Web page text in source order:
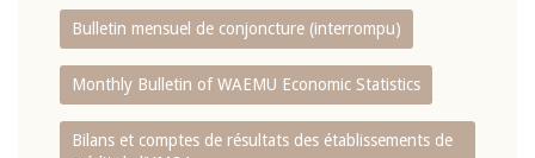
Bulletin mensuel de conjoncture (interrompu)
Monthly Bulletin of WAEMU Economic Statistics
Bilans et comptes de résultats des établissements de